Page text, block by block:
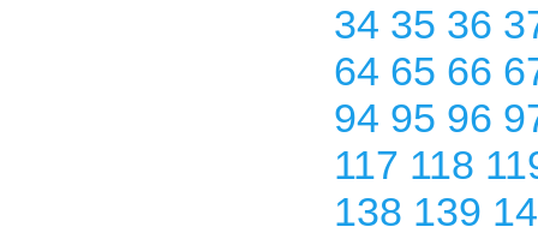
34 35 36
64 65 66
94 95 96
117 118
138 139